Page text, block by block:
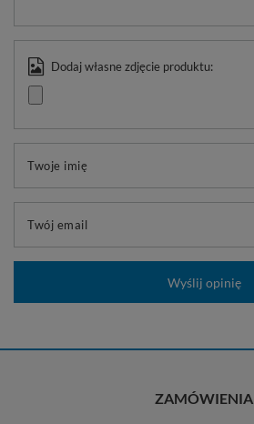
Dodaj własne zdjęcie produktu:
Twoje imię
Twój email
Wyślij opinię
ZAMÓWIENIA